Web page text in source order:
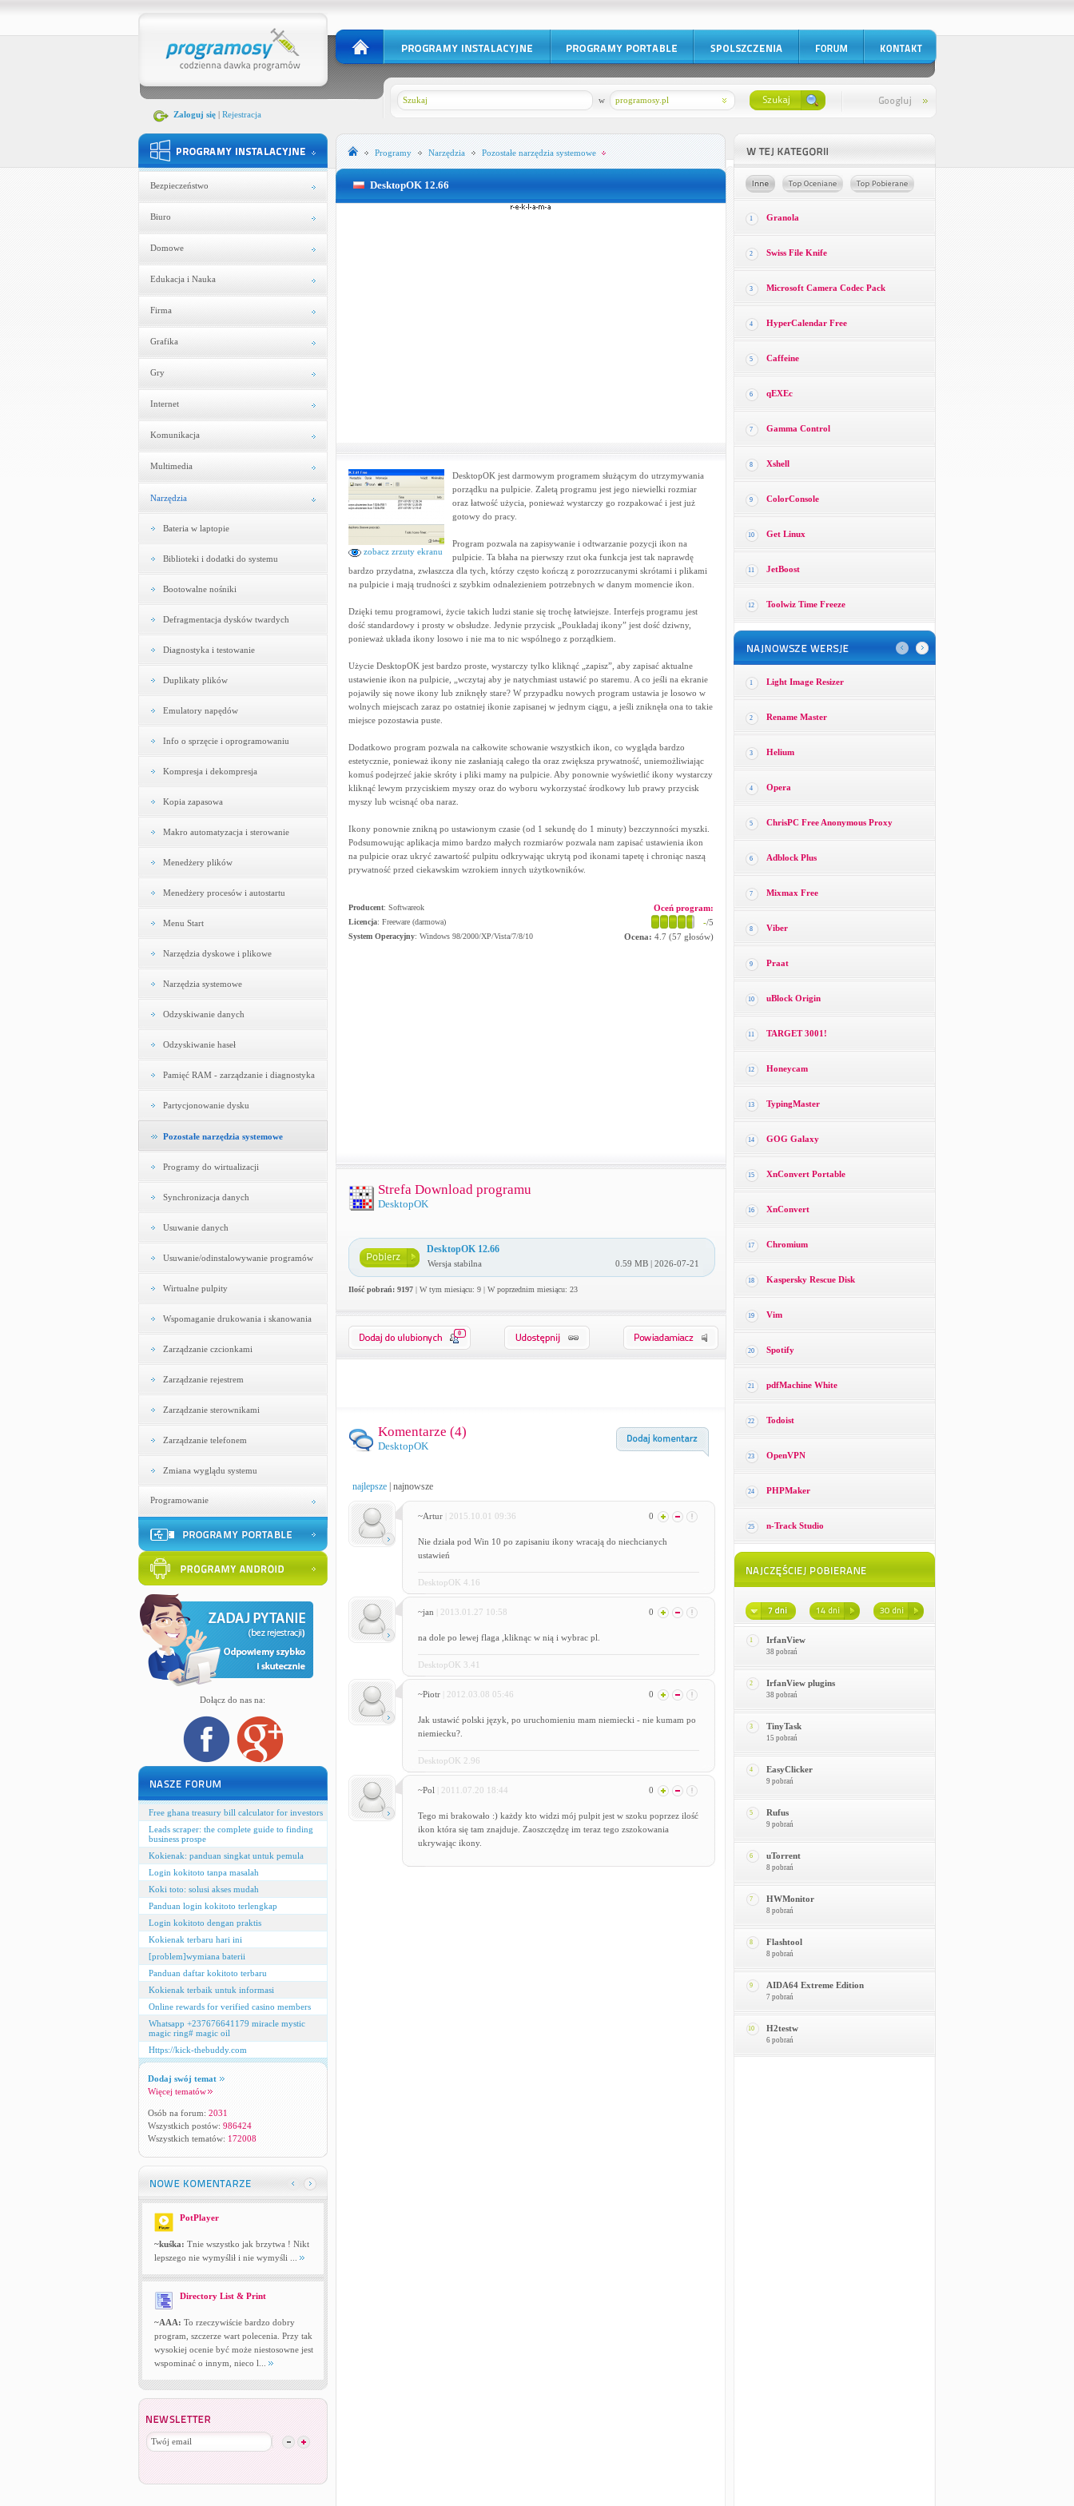
Zaloguj się| Rejestracja
programosy.pl
w
Bezpieczeństwo
Biuro
Domowe
Edukacja i Nauka
Firma
Grafika
Gry
Internet
Komunikacja
Multimedia
Narzędzia
Bateria w laptopie
Biblioteki i dodatki do systemu
Bootowalne nośniki
Defragmentacja dysków twardych
Diagnostyka i testowanie
Duplikaty plików
Emulatory napędów
Info o sprzęcie i oprogramowaniu
Kompresja i dekompresja
Kopia zapasowa
Makro automatyzacja i sterowanie
Menedżery plików
Menedżery procesów i autostartu
Menu Start
Narzędzia dyskowe i plikowe
Narzędzia systemowe
Odzyskiwanie danych
Odzyskiwanie haseł
Pamięć RAM - zarządzanie i diagnostyka
Partycjonowanie dysku
Pozostałe narzędzia systemowe
Programy do wirtualizacji
Synchronizacja danych
Usuwanie danych
Usuwanie/odinstalowywanie programów
Wirtualne pulpity
Wspomaganie drukowania i skanowania
Zarządzanie czcionkami
Zarządzanie rejestrem
Zarządzanie sterownikami
Zarządzanie telefonem
Zmiana wyglądu systemu
Programowanie
Dołącz do nas na:
Free ghana treasury bill calculator for investors
Leads scraper: the complete guide to finding
business prospe
Kokienak: panduan singkat untuk pemula
Login kokitoto tanpa masalah
Koki toto: solusi akses mudah
Panduan login kokitoto terlengkap
Login kokitoto dengan praktis
Kokienak terbaru hari ini
[problem]wymiana baterii
Panduan daftar kokitoto terbaru
Kokienak terbaik untuk informasi
Online rewards for verified casino members
Whatsapp +237676641179 miracle mystic
magic ring# magic oil
Https://kick-thebuddy.com
Dodaj swój temat
Więcej tematów
Osób na forum: 2031
Wszystkich postów: 986424
Wszystkich tematów: 172008
PotPlayer
~kuśka: Tnie wszystko jak brzytwa ! Nikt
lepszego nie wymyślił i nie wymyśli ...
Directory List & Print
~AAA: To rzeczywiście bardzo dobry
program, szczerze wart polecenia. Przy tak
wysokiej ocenie być może niestosowne jest
wspominać o innym, nieco l...
Programy Narzędzia Pozostałe narzędzia systemowe
DesktopOK 12.66
zobacz zrzuty ekranu
DesktopOK jest darmowym programem służącym do utrzymywania
porządku na pulpicie. Zaletą programu jest jego niewielki rozmiar
oraz łatwość użycia, ponieważ wystarczy go rozpakować i jest już
gotowy do pracy.
Program pozwala na zapisywanie i odtwarzanie pozycji ikon na
pulpicie. Ta błaha na pierwszy rzut oka funkcja jest tak naprawdę
bardzo przydatna, zwłaszcza dla tych, którzy często kończą z porozrzucanymi skrótami i plikami
na pulpicie i mają trudności z szybkim odnalezieniem potrzebnych w danym momencie ikon.
Dzięki temu programowi, życie takich ludzi stanie się trochę łatwiejsze. Interfejs programu jest
dość standardowy i prosty w obsłudze. Jedynie przycisk „Poukładaj ikony” jest dość dziwny,
ponieważ układa ikony losowo i nie ma to nic wspólnego z porządkiem.
Użycie DesktopOK jest bardzo proste, wystarczy tylko kliknąć „zapisz”, aby zapisać aktualne
ustawienie ikon na pulpicie, „wczytaj aby je natychmiast ustawić po staremu. A co jeśli na ekranie
pojawiły się nowe ikony lub zniknęły stare? W przypadku nowych program ustawia je losowo w
wolnych miejscach zaraz po ostatniej ikonie zapisanej w jednym ciągu, a jeśli zniknęła ona to takie
miejsce pozostawia puste.
Dodatkowo program pozwala na całkowite schowanie wszystkich ikon, co wygląda bardzo
estetycznie, ponieważ ikony nie zasłaniają całego tła oraz zwiększa prywatność, uniemożliwiając
komuś podejrzeć jakie skróty i pliki mamy na pulpicie. Aby ponownie wyświetlić ikony wystarczy
kliknąć lewym przyciskiem myszy oraz do wyboru wykorzystać środkowy lub prawy przycisk
myszy lub wcisnąć oba naraz.
Ikony ponownie znikną po ustawionym czasie (od 1 sekundę do 1 minuty) bezczynności myszki.
Podsumowując aplikacja mimo bardzo małych rozmiarów pozwala nam zapisać ustawienia ikon
na pulpicie oraz ukryć zawartość pulpitu odkrywając ukrytą pod ikonami tapetę i chroniąc naszą
prywatność przed ciekawskim wzrokiem innych użytkowników.
Producent: Softwareok
Licencja: Freeware (darmowa)
System Operacyjny: Windows 98/2000/XP/Vista/7/8/10
Oceń program:
-/5
Ocena: 4.7 (57 głosów)
Strefa Download programu
DesktopOK
DesktopOK 12.66
Wersja stabilna 0.59 MB | 2026-07-21
Ilość pobrań: 9197| W tym miesiącu: 9 | W poprzednim miesiącu: 23
0
Komentarze (4)
DesktopOK
najlepsze| najnowsze
~Artur | 2015.10.01 09:36 0
Nie działa pod Win 10 po zapisaniu ikony wracają do niechcianych
ustawień
DesktopOK 4.16
~jan | 2013.01.27 10:58 0
na dole po lewej flaga ,kliknąc w nią i wybrac pl.
DesktopOK 3.41
~Piotr | 2012.03.08 05:46 0
Jak ustawić polski język, po uruchomieniu mam niemiecki - nie kumam po
niemiecku?.
DesktopOK 2.96
~Pol | 2011.07.20 18:44 0
Tego mi brakowało :) każdy kto widzi mój pulpit jest w szoku poprzez ilość
ikon która się tam znajduje. Zaoszczędzę im teraz tego zszokowania
ukrywając ikony.
1 Granola
2 Swiss File Knife
3 Microsoft Camera Codec Pack
4 HyperCalendar Free
5 Caffeine
6 qEXEc
7 Gamma Control
8 Xshell
9 ColorConsole
10 Get Linux
11 JetBoost
12 Toolwiz Time Freeze
1 Light Image Resizer
2 Rename Master
3 Helium
4 Opera
5 ChrisPC Free Anonymous Proxy
6 Adblock Plus
7 Mixmax Free
8 Viber
9 Praat
10 uBlock Origin
11 TARGET 3001!
12 Honeycam
13 TypingMaster
14 GOG Galaxy
15 XnConvert Portable
16 XnConvert
17 Chromium
18 Kaspersky Rescue Disk
19 Vim
20 Spotify
21 pdfMachine White
22 Todoist
23 OpenVPN
24 PHPMaker
25 n-Track Studio
1 IrfanView
38 pobrań
2 IrfanView plugins
38 pobrań
3 TinyTask
15 pobrań
4 EasyClicker
9 pobrań
5 Rufus
9 pobrań
6 uTorrent
8 pobrań
7 HWMonitor
8 pobrań
8 Flashtool
8 pobrań
9 AIDA64 Extreme Edition
7 pobrań
10 H2testw
6 pobrań